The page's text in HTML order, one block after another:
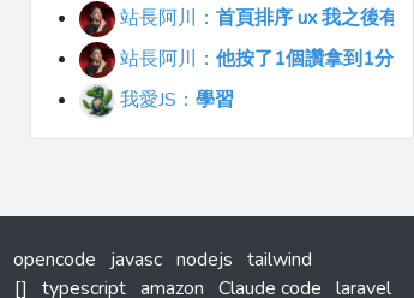
站長阿川： 首頁排序 ux 我之後有
站長阿川： 他按了1個讚拿到1分
我愛JS： 學習
opencode javasc nodejs tailwind
[] typescript amazon Claude code laravel